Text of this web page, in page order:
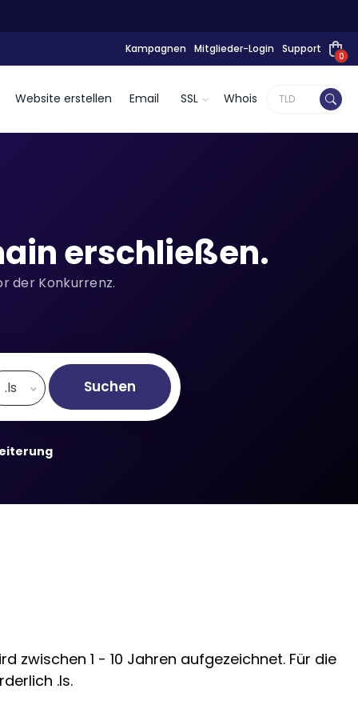
Kampagnen Mitglieder-Login Support
0
Website erstellen Email SSL Whois
erschließen.
der Konkurrenz.
.ls Suchen
zwischen 1 - 10 Jahren aufgezeichnet. Für die
.ls.